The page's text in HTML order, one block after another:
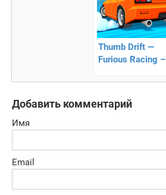
Thumb Drift —
Furious Racing –
симулятор
дрифта
Добавить комментарий
Имя
Email